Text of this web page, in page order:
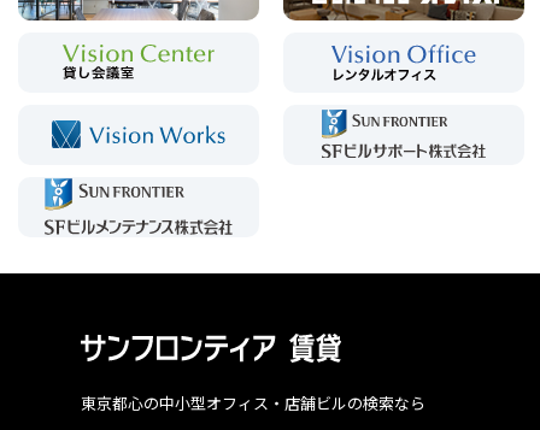
東京都心の中小型オフィス・店舗ビルの検索なら